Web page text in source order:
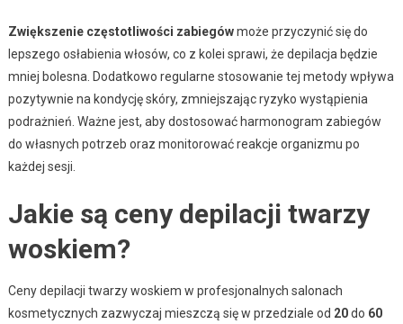
Zwiększenie częstotliwości zabiegówmoże przyczynić się do
lepszego osłabienia włosów, co z kolei sprawi, że depilacja będzie
mniej bolesna. Dodatkowo regularne stosowanie tej metody wpływa
pozytywnie na kondycję skóry, zmniejszając ryzyko wystąpienia
podrażnień. Ważne jest, aby dostosować harmonogram zabiegów
do własnych potrzeb oraz monitorować reakcje organizmu po
każdej sesji.
Jakie są ceny depilacji twarzy
woskiem?
Ceny depilacji twarzy woskiem w profesjonalnych salonach
kosmetycznych zazwyczaj mieszczą się w przedziale od 20do 60